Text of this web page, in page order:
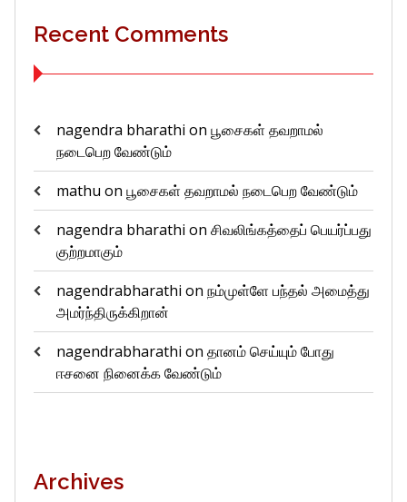
Recent Comments
nagendra bharathi on பூசைகள் தவறாமல்
நடைபெற வேண்டும்
mathu on பூசைகள் தவறாமல் நடைபெற வேண்டும்
nagendra bharathi on சிவலிங்கத்தைப் பெயர்ப்பது
குற்றமாகும்
nagendrabharathi on நம்முள்ளே பந்தல் அமைத்து
அமர்ந்திருக்கிறான்
nagendrabharathi on தானம் செய்யும் போது
ஈசனை நினைக்க வேண்டும்
Archives